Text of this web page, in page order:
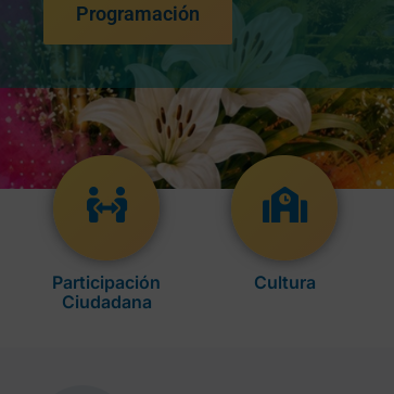
Programación
Participación
Ciudadana
Cultura